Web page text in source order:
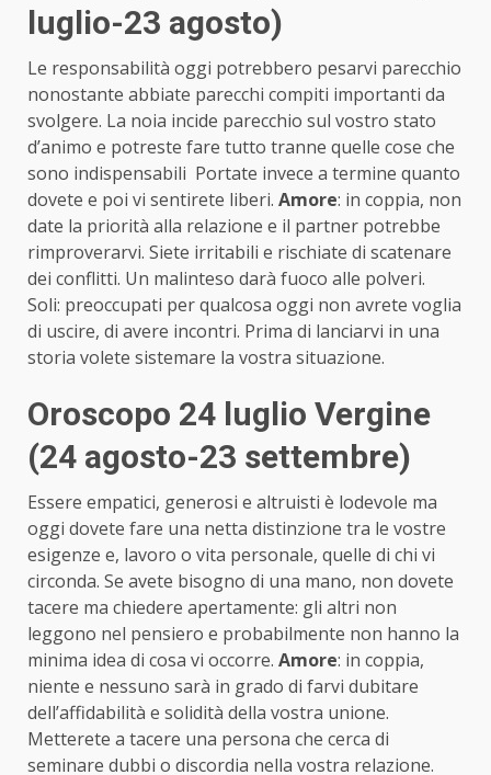
luglio-23 agosto)
Le responsabilità oggi potrebbero pesarvi parecchio
nonostante abbiate parecchi compiti importanti da
svolgere. La noia incide parecchio sul vostro stato
d’animo e potreste fare tutto tranne quelle cose che
sono indispensabili Portate invece a termine quanto
dovete e poi vi sentirete liberi. Amore: in coppia, non
date la priorità alla relazione e il partner potrebbe
rimproverarvi. Siete irritabili e rischiate di scatenare
dei conflitti. Un malinteso darà fuoco alle polveri.
Soli: preoccupati per qualcosa oggi non avrete voglia
di uscire, di avere incontri. Prima di lanciarvi in una
storia volete sistemare la vostra situazione.
Oroscopo 24 luglio Vergine
(24 agosto-23 settembre)
Essere empatici, generosi e altruisti è lodevole ma
oggi dovete fare una netta distinzione tra le vostre
esigenze e, lavoro o vita personale, quelle di chi vi
circonda. Se avete bisogno di una mano, non dovete
tacere ma chiedere apertamente: gli altri non
leggono nel pensiero e probabilmente non hanno la
minima idea di cosa vi occorre. Amore: in coppia,
niente e nessuno sarà in grado di farvi dubitare
dell’affidabilità e solidità della vostra unione.
Metterete a tacere una persona che cerca di
seminare dubbi o discordia nella vostra relazione.